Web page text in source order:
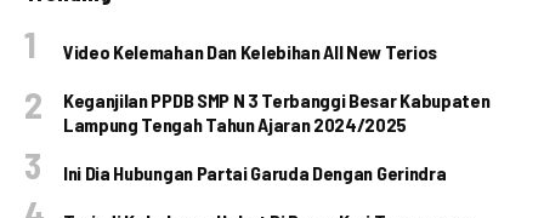
Video Kelemahan Dan Kelebihan All New Terios
Keganjilan PPDB SMP N 3 Terbanggi Besar Kabupaten
Lampung Tengah Tahun Ajaran 2024/2025
Ini Dia Hubungan Partai Garuda Dengan Gerindra